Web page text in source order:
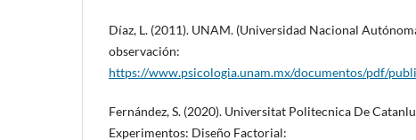
Díaz, L. (2011). UNAM. (Universidad Nacional
observación:
https://www.psicologia.unam.mx/documentos/pdf/
Fernández, S. (2020). Universitat Politecnica De
Experimentos: Diseño Factorial: